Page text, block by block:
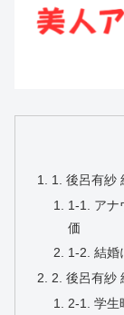
1. 後呂有紗
1-1. アナ
価
1-2. 結婚
2. 後呂有紗
2-1. 学生